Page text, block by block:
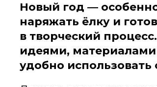
Новый год —
наряжать ёлку и
в творческий
идеями,
удобно